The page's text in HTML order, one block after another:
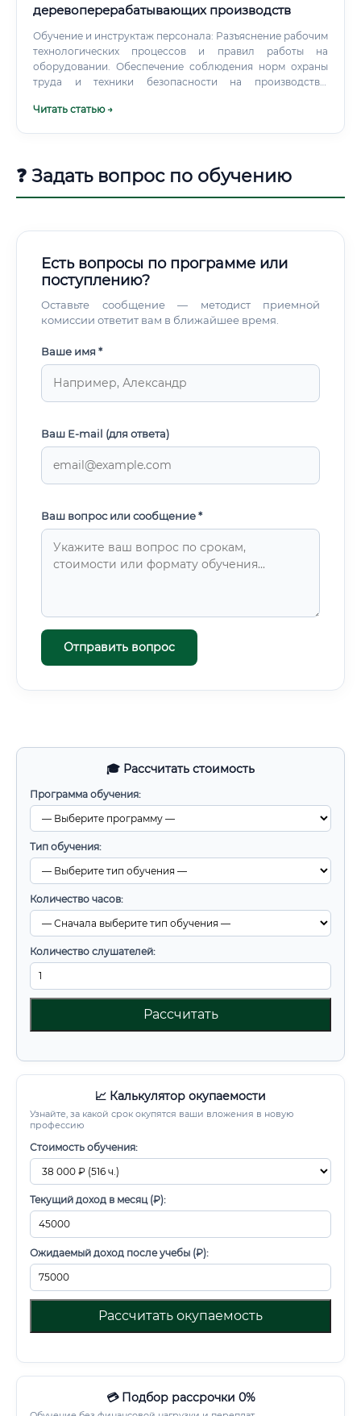
🎓 Рассчитать стоимость
Программа обучения:
Тип обучения:
Количество часов:
Количество слушателей:
Рассчитать
📈 Калькулятор окупаемости
Узнайте, за какой срок окупятся ваши вложения в новую
профессию
Стоимость обучения:
Текущий доход в месяц (₽):
Ожидаемый доход после учебы (₽):
Рассчитать окупаемость
💳 Подбор рассрочки 0%
деревоперерабатывающих производств
Обучение и инструктаж персонала: Разъяснение рабочим
технологических процессов и правил работы на
оборудовании. Обеспечение соблюдения норм охраны
труда и техники безопасности на производстве.
карьеры Для успешной работы технологу требуется
Читать статью →
❓ Задать вопрос по обучению
Есть вопросы по программе или
поступлению?
Оставьте сообщение — методист приемной
комиссии ответит вам в ближайшее время.
Ваше имя *
Ваш E-mail (для ответа)
Ваш вопрос или сообщение *
Отправить вопрос